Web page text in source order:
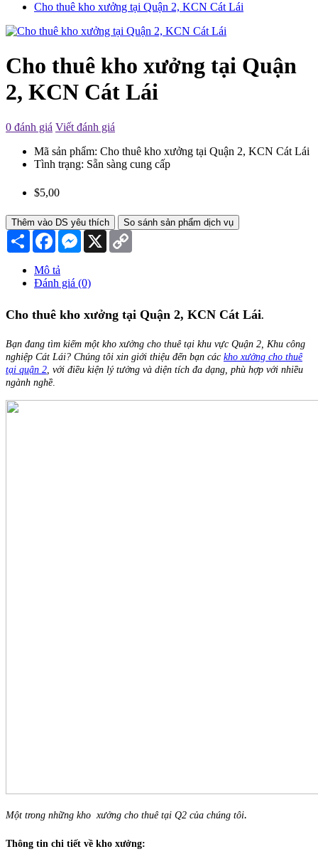
Cho thuê kho xưởng tại Quận 2, KCN Cát Lái
Cho thuê kho xưởng tại Quận
2, KCN Cát Lái
0 đánh giá Viết đánh giá
Mã sản phẩm: Cho thuê kho xưởng tại Quận 2, KCN Cát Lái
Tình trạng: Sẵn sàng cung cấp
$5,00
Thêm vào DS yêu thích So sánh sản phẩm dịch vụ
Chia
sẻ
FacebookMessenger
X
Mô tả
Đánh giá (0)
Cho thuê kho xưởng tại Quận 2, KCN Cát Lái.
Bạn đang tìm kiếm một kho xưởng cho thuê tại khu vực Quận 2, Khu công
nghiệp Cát Lái? Chúng tôi xin giới thiệu đến bạn các kho xưởng cho thuê
tại quận 2 , với điều kiện lý tưởng và diện tích đa dạng, phù hợp với nhiều
ngành nghề
Một trong những kho xưởng cho thuê tại Q2 của chúng tôi.
Thông tin chi tiết về kho xưởng: